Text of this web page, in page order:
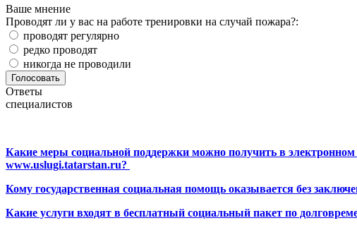
Ваше мнение
Проводят ли у вас на работе тренировки на случай пожара?:
проводят регулярно
редко проводят
никогда не проводили
Ответы
специалистов
Какие меры социальной поддержки можно получить в
www.uslugi.tatarstan.ru?
Кому государственная социальная помощь оказывается без
Какие услуги входят в бесплатный социальный пакет по